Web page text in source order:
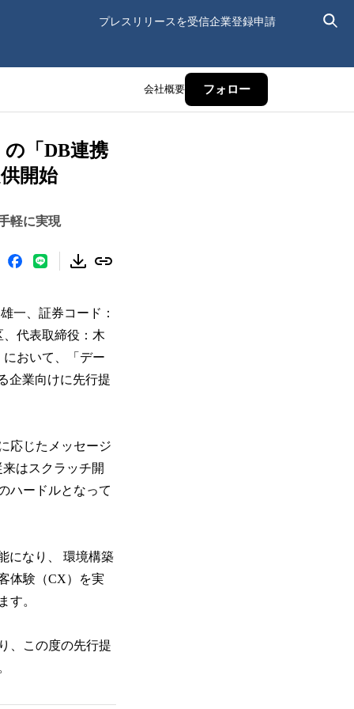
プレスリリースを受信企業登録申請
会社概要 フォロー
「DB連携
開始
軽に実現
一、証券コード：
代表取締役：木
おいて、「デー
企業向けに先行提
応じたメッセージ
はスクラッチ開
ハードルとなって
になり、 環境構築
体験（CX）を実
す。
、この度の先行提